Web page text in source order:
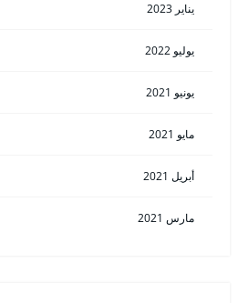
يناير 2023
يوليو 2022
يونيو 2021
مايو 2021
أبريل 2021
مارس 2021